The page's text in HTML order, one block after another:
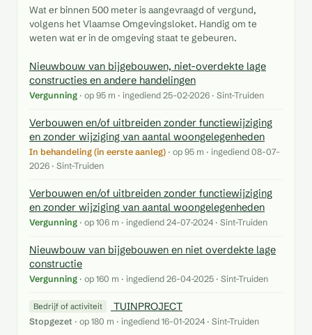
Wat er binnen 500 meter is aangevraagd of vergund,
volgens het Vlaamse Omgevingsloket. Handig om te
weten wat er in de omgeving staat te gebeuren.
Nieuwbouw van bijgebouwen, niet-overdekte lage
constructies en andere handelingen
Vergunning · op 95 m · ingediend 25-02-2026 · Sint-Truiden
Verbouwen en/of uitbreiden zonder functiewijziging
en zonder wijziging van aantal woongelegenheden
In behandeling (in eerste aanleg) · op 95 m · ingediend 08-07-
2026 · Sint-Truiden
Verbouwen en/of uitbreiden zonder functiewijziging
en zonder wijziging van aantal woongelegenheden
Vergunning · op 106 m · ingediend 24-07-2024 · Sint-Truiden
Nieuwbouw van bijgebouwen en niet overdekte lage
constructie
Vergunning · op 160 m · ingediend 26-04-2025 · Sint-Truiden
Bedrijf of activiteit TUINPROJECT
Stopgezet · op 180 m · ingediend 16-01-2024 · Sint-Truiden